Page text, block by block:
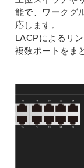
能で、ワークグ
応します。
LACPによるリ
複数ポートをま